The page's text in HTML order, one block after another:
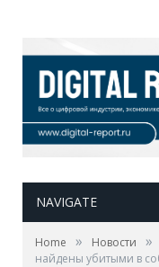
NAVIGATE
Home » Новости »
найдены убитыми в